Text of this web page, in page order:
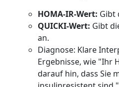
HOMA-IR-Wert: Gibt
QUICKI-Wert: Gibt
an.
Diagnose: Klare
Ergebnisse, wie "Ihr
darauf hin, dass Sie